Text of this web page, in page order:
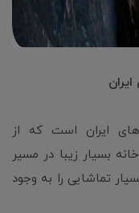
ایران است که از
بسیار زیبا در مسیر
تماشایی را به وجود